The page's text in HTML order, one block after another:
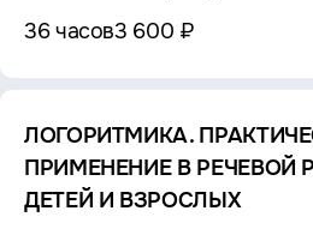
36 часов3 600 ₽
ЛОГОРИТМИКА.
ПРИМЕНЕНИЕ В РЕЧЕВОЙ
ДЕТЕЙ И ВЗРОСЛЫХ